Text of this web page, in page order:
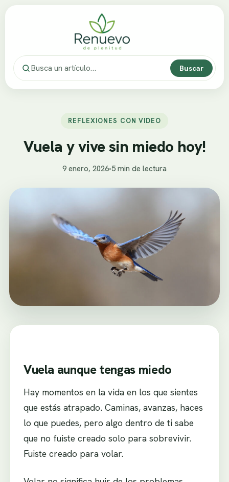
Buscar
REFLEXIONES CON VIDEO
Vuela y vive sin miedo hoy!
9 enero, 2026•5 min de lectura
Vuela aunque tengas miedo
Hay momentos en la vida en los que sientes
que estás atrapado. Caminas, avanzas, haces
lo que puedes, pero algo dentro de ti sabe
que no fuiste creado solo para sobrevivir.
Fuiste creado para volar.